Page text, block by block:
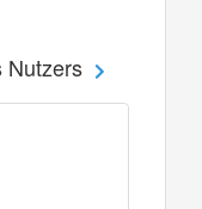
Nutzers